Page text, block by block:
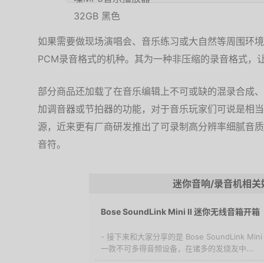
如果需要做现场演唱会、音乐练习或大自然等周围环
PCM录音格式的机种。其为一种非压缩的录音格式，
部分商品还加载了在音乐编辑上不可或缺的混录合成
加调音器或节拍器的功能，对于音乐玩家们可说是相
源，近来更有厂商研发推出了可录制高分辨率细腻音
音符。
迷你音响/录音机相关
Bose SoundLink Mini II 迷你无线音箱开箱
- 接下来和大家分享的是 Bose SoundLink Mini
一款不可多得音频设备，在诸多的发烧友中...